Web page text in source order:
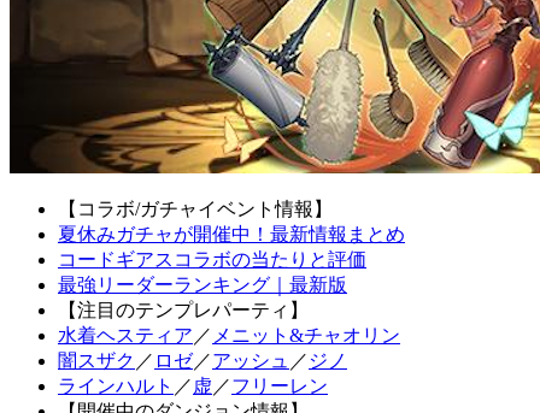
【コラボ/ガチャイベント情報】
夏休みガチャが開催中！最新情報まとめ
コードギアスコラボの当たりと評価
最強リーダーランキング｜最新版
【注目のテンプレパーティ】
水着ヘスティア ／ メニット&チャオリン
闇スザク ／ ロゼ／アッシュ ／ ジノ
ラインハルト ／ 虚 ／フリーレン